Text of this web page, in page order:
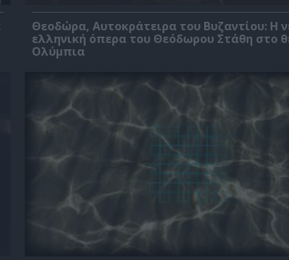
Θεοδώρα, Αυτοκράτειρα του Βυζαντίου: Η
ελληνική όπερα του Θεόδωρου Στάθη στο
Ολύμπια